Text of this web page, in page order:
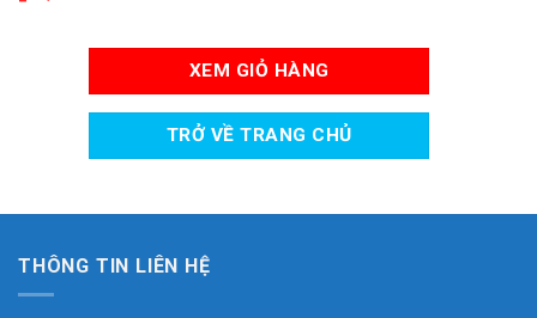
XEM GIỎ HÀNG
TRỞ VỀ TRANG CHỦ
THÔNG TIN LIÊN HỆ